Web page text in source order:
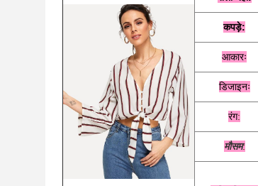
कपड़े:
आकारः
डिजाइनः
रंग:
मौसम: